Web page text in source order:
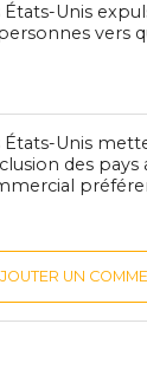
États-Unis
vers
États-Unis
des pays
UN